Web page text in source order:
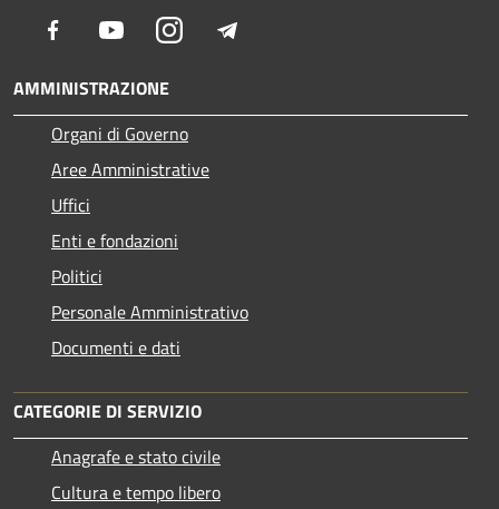
Facebook YoutubeInstagram
AMMINISTRAZIONE
Organi di Governo
Aree Amministrative
Uffici
Enti e fondazioni
Politici
Personale Amministrativo
Documenti e dati
CATEGORIE DI SERVIZIO
Anagrafe e stato civile
Cultura e tempo libero